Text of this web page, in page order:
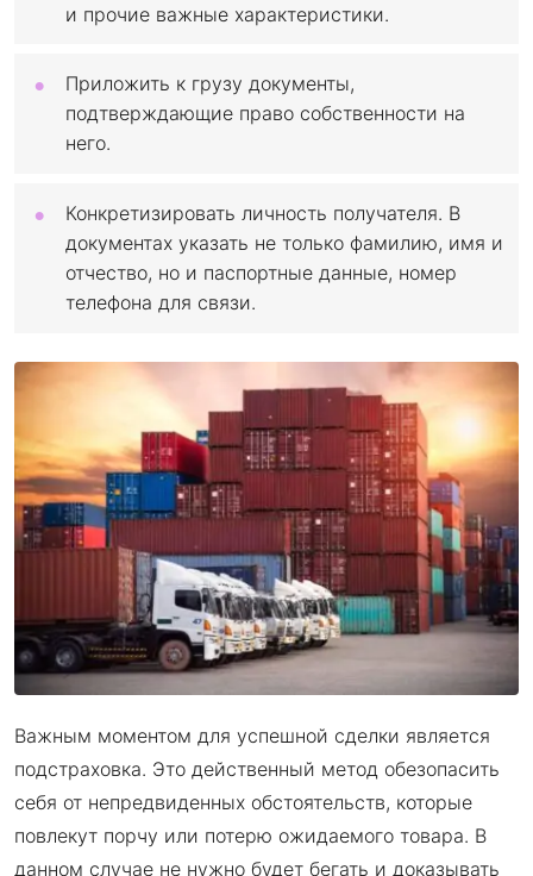
и прочие важные характеристики.
Приложить к грузу документы,
подтверждающие право собственности на
него.
Конкретизировать личность получателя. В
документах указать не только фамилию, имя и
отчество, но и паспортные данные, номер
телефона для связи.
Важным моментом для успешной сделки является
подстраховка. Это действенный метод обезопасить
себя от непредвиденных обстоятельств, которые
повлекут порчу или потерю ожидаемого товара. В
данном случае не нужно будет бегать и доказывать